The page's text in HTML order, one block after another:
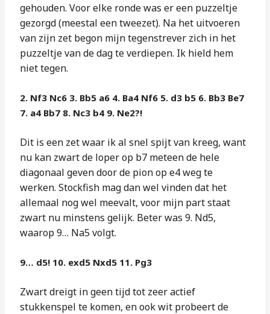
gehouden. Voor elke ronde was er een puzzeltje
gezorgd (meestal een tweezet). Na het uitvoeren
van zijn zet begon mijn tegenstrever zich in het
puzzeltje van de dag te verdiepen. Ik hield hem
niet tegen.
2. Nf3 Nc6 3. Bb5 a6 4. Ba4 Nf6 5. d3 b5 6. Bb3 Be7
7. a4 Bb7 8. Nc3 b4 9. Ne2?!
Dit is een zet waar ik al snel spijt van kreeg, want
nu kan zwart de loper op b7 meteen de hele
diagonaal geven door de pion op e4 weg te
werken. Stockfish mag dan wel vinden dat het
allemaal nog wel meevalt, voor mijn part staat
zwart nu minstens gelijk. Beter was 9. Nd5,
waarop 9… Na5 volgt.
9… d5! 10. exd5 Nxd5 11. Pg3
Zwart dreigt in geen tijd tot zeer actief
stukkenspel te komen, en ook wit probeert de